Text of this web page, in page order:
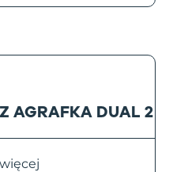
AGRAFKA DUAL 2